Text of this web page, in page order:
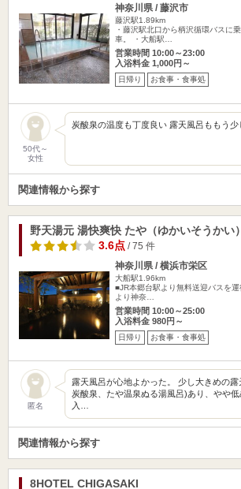
神奈川県 / 藤沢市
藤沢駅1.89km
・藤沢駅北口から柄沢循環バスに
車。 ・大船駅…
営業時間 10:00～23:00
入浴料金 1,000円～
日帰り お食事・食事処
50代～
女性
炭酸泉の温度も丁度良い 露天風呂ももう
関連情報から探す
野天湯元 湯快爽快 たや（ゆかいそうかい）
3.6点/ 75 件
神奈川県 / 横浜市栄区
大船駅1.96km
■JR本郷台駅より無料送迎バスを
より神奈…
営業時間 10:00～25:00
入浴料金 980円～
日帰り お食事・食事処
匿名
露天風呂が心地よかった。 少し大きめの
炭酸泉、たや温泉ぬる湯風呂)あり、やや
入…
関連情報から探す
8HOTEL CHIGASAKI